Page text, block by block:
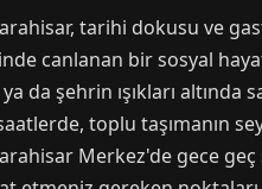
tarihi dokusu ve
canlanan bir sosyal
da şehrin ışıkları altında
toplu taşımanın
Merkez'de gece geç